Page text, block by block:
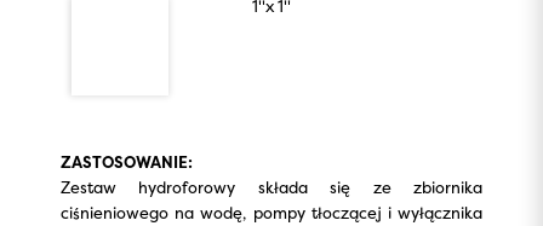
1''x 1''
ZASTOSOWANIE:
Zestaw hydroforowy składa się ze zbiornika
ciśnieniowego na wodę, pompy tłoczącej i wyłącznika